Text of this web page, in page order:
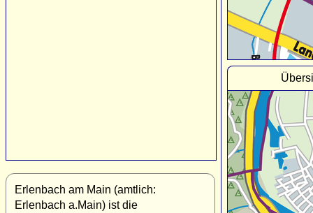
Erlenbach am Main (amtlich:
Erlenbach a.Main) ist die